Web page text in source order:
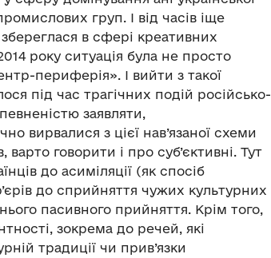
груп. І від часів іще
в сфері креативних
року ситуація була не просто
периферія». І вийти з такої
під час трагічних подій російсько-
заявляти,
вирвалися з цієї нав’язаної схеми
говорити і про суб’єктивні. Тут
до асиміляції (як спосіб
до сприйняття чужих культурних
пасивного прийняття. Крім того,
зокрема до речей, які
традиції чи прив’язки